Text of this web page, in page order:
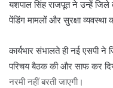
a
यशपाल सिंह राजपूत ने उन्हें जिले
पेंडिंग मामलों और सुरक्षा व्यवस्था
कार्यभार संभालते ही नई एसपी
परिचय बैठक की और साफ कर
नरमी नहीं बरती जाएगी।